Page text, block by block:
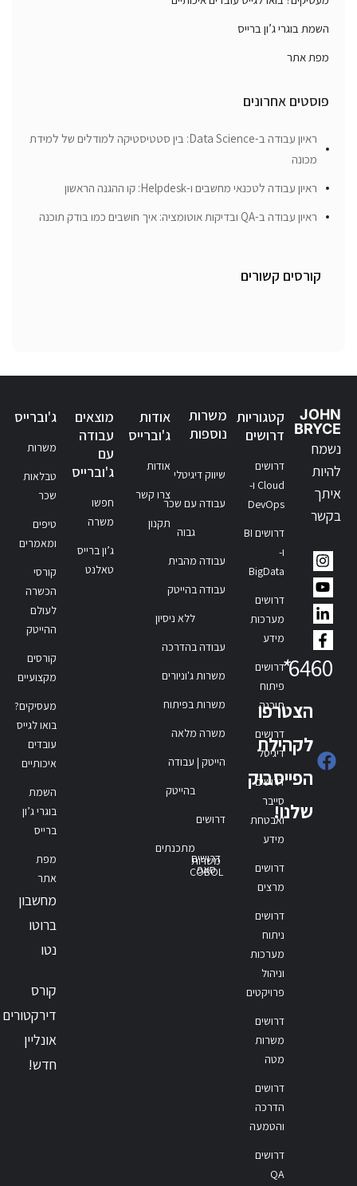
השמת בוגרי ג’ון ברייס
מפת אתר
פוסטים אחרונים
ראיון עבודה ב-Data Science: בין סטטיסטיקה למודלים של למידת
מכונה
ראיון עבודה לטכנאי מחשבים ו-Helpdesk: קו ההגנה הראשון
ראיון עבודה ב-QA ובדיקות אוטומציה: איך חושבים כמו בודק תוכנה
קורסים קשורים
JOHN
BRYCE
נשמח
להיות
איתך
בקשר
6460
*
הצטרפו
לקהילת
הפייסבוק
שלנו!
קטגוריות
דרושים
דרושים
Cloud ו-
DevOps
דרושים BI
ו-
BigData
דרושים
מערכות
מידע
דרושים
פיתוח
תוכנה
דרושים
דיגיטל
דרושים
סייבר
ואבטחת
מידע
דרושים
מרצים
דרושים
ניתוח
מערכות
וניהול
פרויקטים
דרושים
משרות
מטה
דרושים
הדרכה
והטמעה
דרושים
QA
משרות
נוספות
שיווק דיגיטלי
עבודה עם שכר
גבוה
עבודה מהבית
עבודה בהייטק
ללא ניסיון
עבודה בהדרכה
משרות ג'וניורים
משרות בפיתוח
משרה מלאה
הייטק | עבודה
בהייטק
דרושים
מתכנתים
דרושים
סאפ
משרות
COBOL
אודות
ג'וברייס
אודות
צרו קשר
תקנון
מוצאים
עבודה
עם
ג'וברייס
חפשו
משרה
ג’ון ברייס
טאלנט
ג'וברייס
משרות
טבלאות
שכר
טיפים
ומאמרים
קורסי
הכשרה
לעולם
ההייטק
קורסים
מקצועיים
מעסיקים?
בואו לגייס
עובדים
איכותיים
השמת
בוגרי ג’ון
ברייס
מפת
אתר
מחשבון
ברוטו
נטו
קורס
דירקטורים
אונליין
חדש!